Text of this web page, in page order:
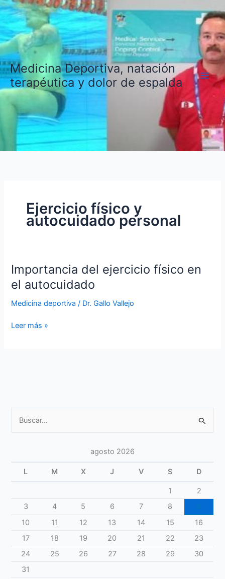
Ir
contenido
Medicina Deportiva, natación
terapéutica y dolor de espalda
Ejercicio físico y
autocuidado personal
Importancia del ejercicio físico en
el autocuidado
Medicina deportiva / Dr. Gallo Vallejo
Importancia
Leer más »
agosto 2026
L M X J V S D
1
2
3
4 5 6 7 8
10
11 12 13 14 15
16
17
18 19 20 21 22
23
24
25 26 27 28 29
30
31